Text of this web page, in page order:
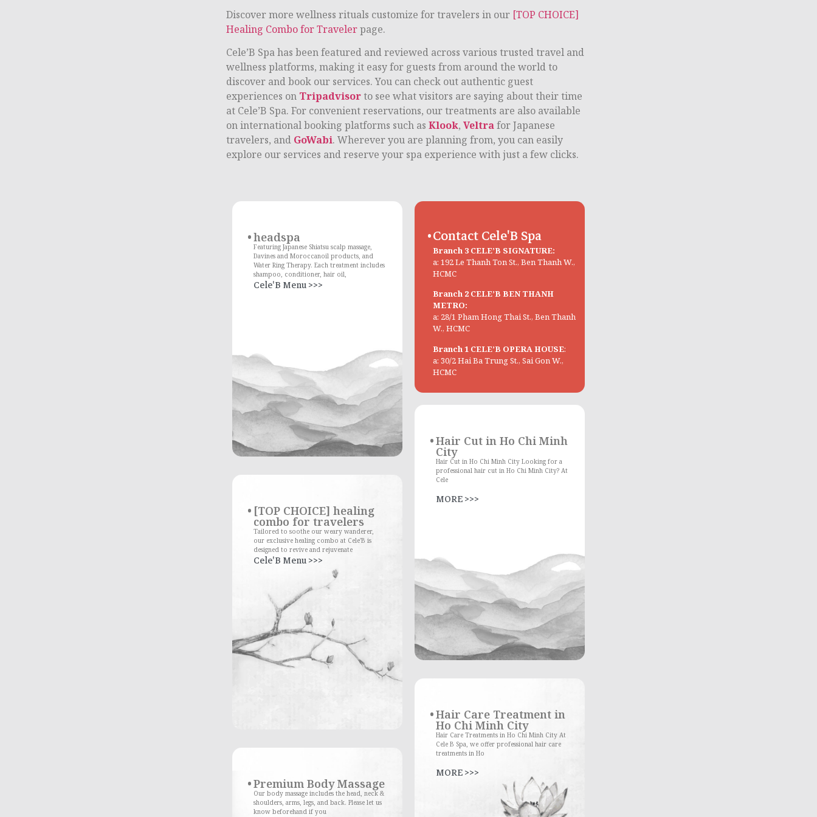
Discover more wellness rituals customize for travelers in our [TOP CHOICE]
Healing Combo for Travelerpage.
Cele’B Spa has been featured and reviewed across various trusted travel and
wellness platforms, making it easy for guests from around the world to
discover and book our services. You can check out authentic guest
experiences on Tripadvisor to see what visitors are saying about their time
at Cele’B Spa. For convenient reservations, our treatments are also available
on international booking platforms such as Klook, Veltrafor Japanese
travelers, and GoWabi. Wherever you are planning from, you can easily
explore our services and reserve your spa experience with just a few clicks.
headspa
Featuring Japanese Shiatsu scalp massage,
Davines and Moroccanoil products, and
Water Ring Therapy. Each treatment includes
shampoo, conditioner, hair oil,
Cele'B Menu >>>
[TOP CHOICE] healing
combo for travelers
Tailored to soothe our weary wanderer,
our exclusive healing combo at Cele'B is
designed to revive and rejuvenate
Cele'B Menu >>>
Premium Body Massage
Our body massage includes the head, neck &
shoulders, arms, legs, and back. Please let us
know beforehand if you
Contact Cele'B Spa
Branch 3 CELE’B SIGNATURE:
a: 192 Le Thanh Ton St., Ben Thanh W.,
HCMC
Branch 2 CELE’B BEN THANH
METRO:
a: 28/1 Pham Hong Thai St., Ben Thanh
W., HCMC
Branch 1 CELE’B OPERA HOUSE:
a: 30/2 Hai Ba Trung St., Sai Gon W.,
HCMC
Hair Cut in Ho Chi Minh
City
Hair Cut in Ho Chi Minh City Looking for a
professional hair cut in Ho Chi Minh City? At
Cele
MORE >>>
Hair Care Treatment in
Ho Chi Minh City
Hair Care Treatments in Ho Chi Minh City At
Cele B Spa, we offer professional hair care
treatments in Ho
MORE >>>